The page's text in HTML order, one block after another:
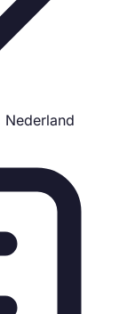
Nederland